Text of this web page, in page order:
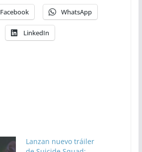
Facebook WhatsApp
LinkedIn
Lanzan nuevo tráiler